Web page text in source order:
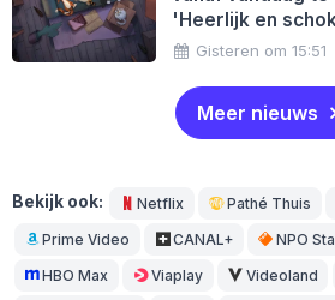
'Heerlijk en
Gisteren om 15:51
Meer nieuws
Bekijk ook: Netflix Pathé Thuis
Prime Video CANAL+ NPO
HBO Max Viaplay Videoland